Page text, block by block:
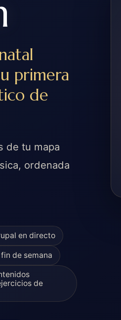
primera
de
de tu mapa
ordenada
en directo
de semana
de